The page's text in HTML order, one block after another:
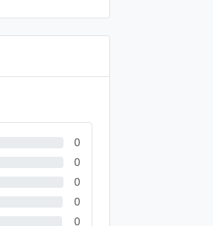
0
0
0
0
0